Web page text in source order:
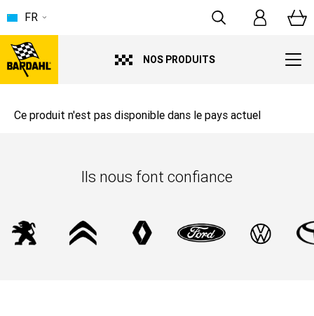
NOS PRODUITS
FR
Ce produit n'est pas disponible dans le pays actuel
Ils nous font confiance